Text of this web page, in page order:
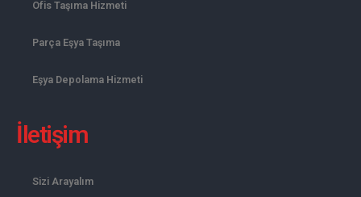
Ofis Taşıma Hizmeti
Parça Eşya Taşıma
Eşya Depolama Hizmeti
İletişim
Sizi Arayalım